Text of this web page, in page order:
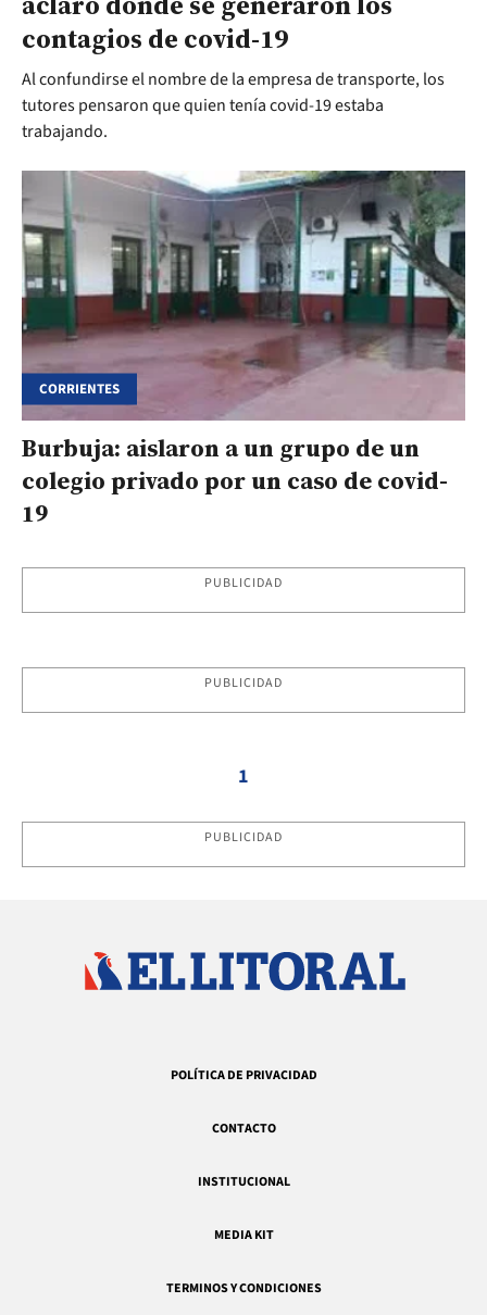
contagios de covid-19
Al confundirse el nombre de la empresa de transporte, los
tutores pensaron que quien tenía covid-19 estaba
trabajando.
CORRIENTES
Burbuja: aislaron a un grupo de un
colegio privado por un caso de covid-
19
PUBLICIDAD
PUBLICIDAD
1
PUBLICIDAD
POLÍTICA DE PRIVACIDAD
CONTACTO
INSTITUCIONAL
MEDIA KIT
TERMINOS Y CONDICIONES